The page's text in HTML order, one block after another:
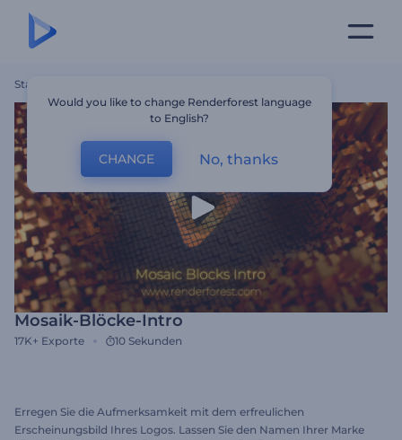
Startseite
Mosaik-Blöcke-Intro
17K+ Exporte 10 Sekunden
Erregen Sie die Aufmerksamkeit mit dem erfreulichen
Erscheinungsbild Ihres Logos. Lassen Sie den Namen Ihrer Marke
Would you like to change Renderforest language
to English?
CHANGE No, thanks